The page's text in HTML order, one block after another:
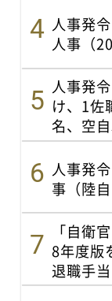
人事発
人事（20
人事発
け、1佐
名、空自
人事発
事（陸
「自衛
8年度版
退職手